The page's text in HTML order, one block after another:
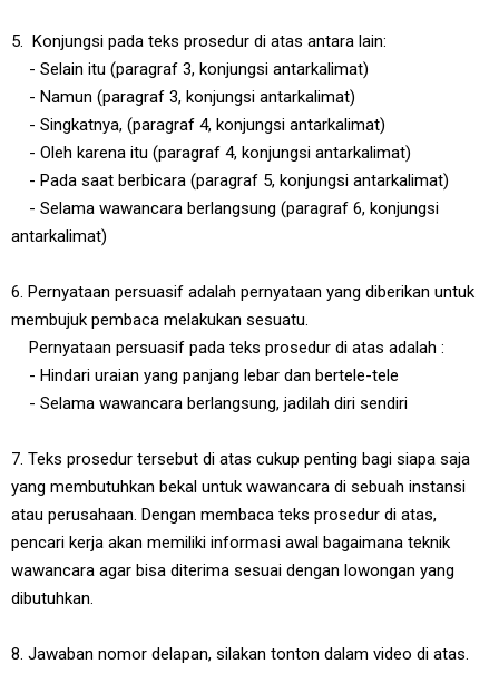
5. Konjungsi pada teks prosedur di atas antara lain:
- Selain itu (paragraf 3, konjungsi antarkalimat)
- Namun (paragraf 3, konjungsi antarkalimat)
- Singkatnya, (paragraf 4, konjungsi antarkalimat)
- Oleh karena itu (paragraf 4, konjungsi antarkalimat)
- Pada saat berbicara (paragraf 5, konjungsi antarkalimat)
- Selama wawancara berlangsung (paragraf 6, konjungsi
antarkalimat)
6. Pernyataan persuasif adalah pernyataan yang diberikan untuk
membujuk pembaca melakukan sesuatu.
Pernyataan persuasif pada teks prosedur di atas adalah :
- Hindari uraian yang panjang lebar dan bertele-tele
- Selama wawancara berlangsung, jadilah diri sendiri
7. Teks prosedur tersebut di atas cukup penting bagi siapa saja
yang membutuhkan bekal untuk wawancara di sebuah instansi
atau perusahaan. Dengan membaca teks prosedur di atas,
pencari kerja akan memiliki informasi awal bagaimana teknik
wawancara agar bisa diterima sesuai dengan lowongan yang
dibutuhkan.
8. Jawaban nomor delapan, silakan tonton dalam video di atas.